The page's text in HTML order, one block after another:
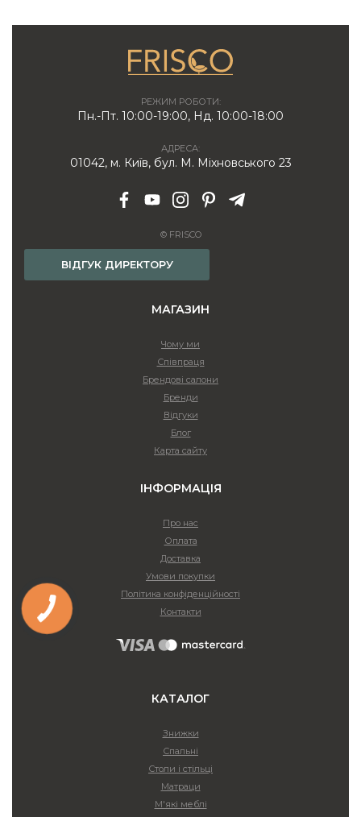
РЕЖИМ РОБОТИ:
Пн.-Пт. 10:00-19:00, Нд. 10:00-18:00
АДРЕСА:
01042, м. Київ, бул. М. Міхновського 23
© FRISCO
ВІДГУК ДИРЕКТОРУ
МАГАЗИН
Чому ми
Співпраця
Брендові салони
Бренди
Відгуки
Блог
Карта сайту
ІНФОРМАЦІЯ
Про нас
Оплата
Доставка
Умови покупки
Політика конфіденційності
Контакти
КАТАЛОГ
Знижки
Спальні
Столи і стільці
Матраци
М'які меблі